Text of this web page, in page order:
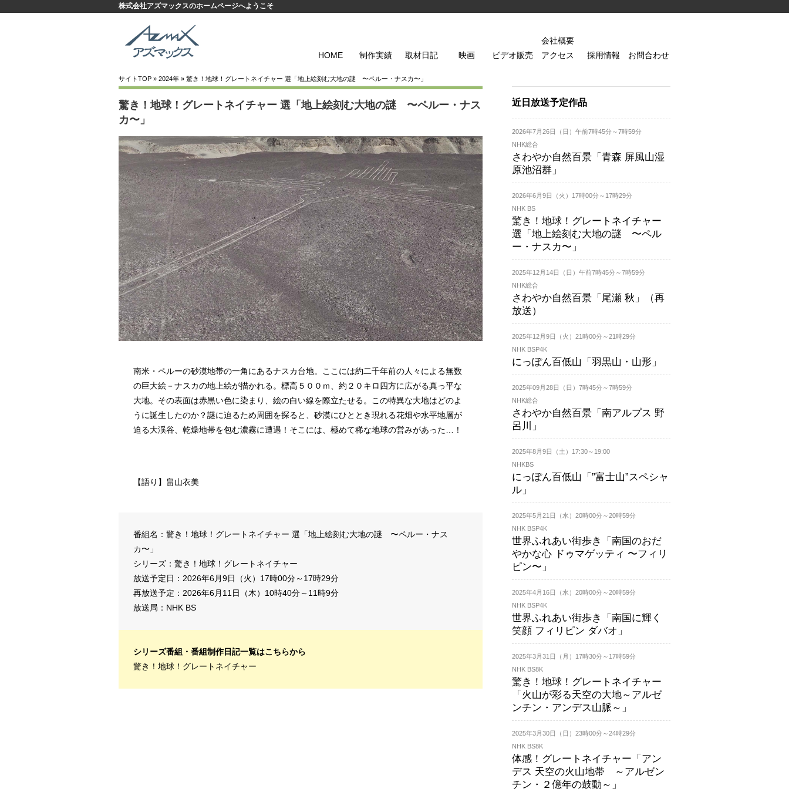
株式会社アズマックスのホームページへようこそ
HOME 制作実績 取材日記 映画 ビデオ販売
会社概要
アクセス
採用情報 お問合わせ
サイトTOP » 2024年 » 驚き！地球！グレートネイチャー 選「地上絵刻む大地の謎 〜ペルー・ナスカ〜」
驚き！地球！グレートネイチャー 選「地上絵刻む大地の謎 〜ペルー・ナス
カ〜」
南米・ペルーの砂漠地帯の一角にあるナスカ台地。ここには約二千年前の人々による無数
の巨大絵－ナスカの地上絵が描かれる。標高５００ｍ、約２０キロ四方に広がる真っ平な
大地。その表面は赤黒い色に染まり、絵の白い線を際立たせる。この特異な大地はどのよ
うに誕生したのか？謎に迫るため周囲を探ると、砂漠にひととき現れる花畑や水平地層が
迫る大渓谷、乾燥地帯を包む濃霧に遭遇！そこには、極めて稀な地球の営みがあった…！
【語り】畠山衣美
番組名：驚き！地球！グレートネイチャー 選「地上絵刻む大地の謎 〜ペルー・ナス
カ〜」
シリーズ： 驚き！地球！グレートネイチャー
放送予定日：2026年6月9日（火）17時00分～17時29分
再放送予定：2026年6月11日（木）10時40分～11時9分
放送局：NHK BS
シリーズ番組・番組制作日記一覧はこちらから
驚き！地球！グレートネイチャー
近日放送予定作品
2026年7月26日（日）午前7時45分～7時59分
NHK総合
さわやか自然百景「青森 屏風山湿
原池沼群」
2026年6月9日（火）17時00分～17時29分
NHK BS
驚き！地球！グレートネイチャー
選「地上絵刻む大地の謎 〜ペル
ー・ナスカ〜」
2025年12月14日（日）午前7時45分～7時59分
NHK総合
さわやか自然百景「尾瀬 秋」（再
放送）
2025年12月9日（火）21時00分～21時29分
NHK BSP4K
にっぽん百低山「羽黒山・山形」
2025年09月28日（日）7時45分～7時59分
NHK総合
さわやか自然百景「南アルプス 野
呂川」
2025年8月9日（土）17:30～19:00
NHKBS
にっぽん百低山「”富士山”スペシャ
ル」
2025年5月21日（水）20時00分～20時59分
NHK BSP4K
世界ふれあい街歩き「南国のおだ
やかな心 ドゥマゲッティ 〜フィリ
ピン〜」
2025年4月16日（水）20時00分～20時59分
NHK BSP4K
世界ふれあい街歩き「南国に輝く
笑顔 フィリピン ダバオ」
2025年3月31日（月）17時30分～17時59分
NHK BS8K
驚き！地球！グレートネイチャー
「火山が彩る天空の大地～アルゼ
ンチン・アンデス山脈～」
2025年3月30日（日）23時00分～24時29分
NHK BS8K
体感！グレートネイチャー「アン
デス 天空の火山地帯 ～アルゼン
チン・２億年の鼓動～」